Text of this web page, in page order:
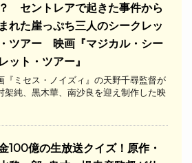
セントレアで起きた事件から
れた崖っぷち三人のシークレッ
・ツアー 映画『マジカル・シー
ット・ツアー』
『ミセス・ノイズィ』の天野千尋監督が
架純、黒木華、南沙良を迎え制作した映
100億の生放送クイズ！原作・